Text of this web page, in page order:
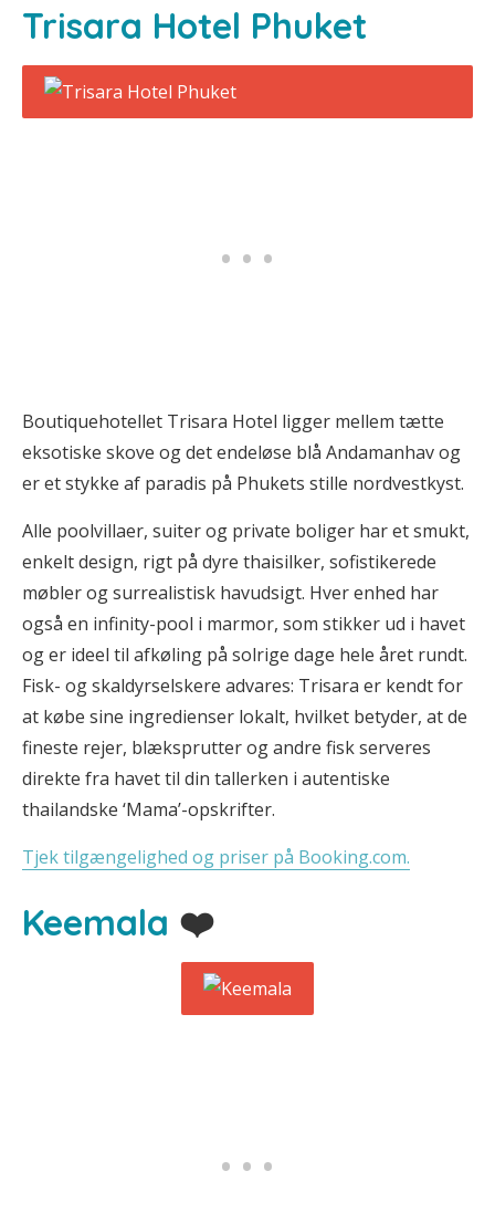
Trisara Hotel Phuket
Boutiquehotellet Trisara Hotel ligger mellem tætte
eksotiske skove og det endeløse blå Andamanhav og
er et stykke af paradis på Phukets stille nordvestkyst.
Alle poolvillaer, suiter og private boliger har et smukt,
enkelt design, rigt på dyre thaisilker, sofistikerede
møbler og surrealistisk havudsigt. Hver enhed har
også en infinity-pool i marmor, som stikker ud i havet
og er ideel til afkøling på solrige dage hele året rundt.
Fisk- og skaldyrselskere advares: Trisara er kendt for
at købe sine ingredienser lokalt, hvilket betyder, at de
fineste rejer, blæksprutter og andre fisk serveres
direkte fra havet til din tallerken i autentiske
thailandske ‘Mama’-opskrifter.
Tjek tilgængelighed og priser på Booking.com.
Keemala ❤️